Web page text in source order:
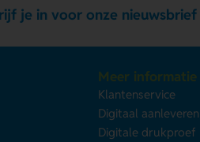
je in voor onze
Meer informatie
Klantenservice
Digitaal aanleveren
Digitale drukproef